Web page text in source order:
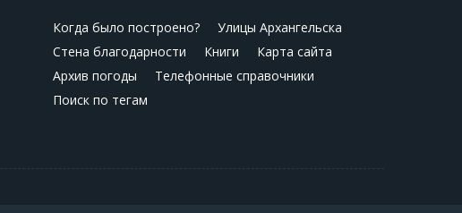
Когда было построено?
Улицы Архангельска
Стена благодарности
Книги
Карта сайта
Архив погоды
Телефонные справочники
Поиск по тегам